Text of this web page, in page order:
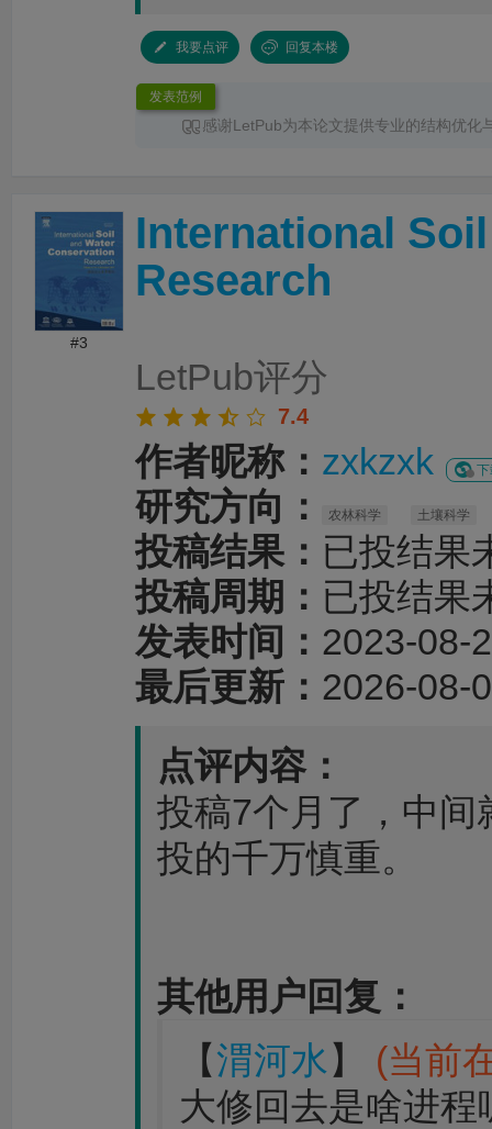
我要点评 回复本楼
发表范例
感谢LetPub为本论文提供专业的结构优化
时，编辑对英文语法、专业术语和句式表达进
改，有效提升了论文的规范性、准确性和可
务过程沟通顺畅、反馈及时，修改建议专业
性，为论文顺利投稿和发表提供了重要帮助。
#3
International
Research
LetPub评分
7.4
作者昵称： zxkzxk 下
研究方向： 农林科学 土壤科学
投稿结果： 已投结果
投稿周期： 已投结果
发表时间： 2023-08-
最后更新： 2026-08-
点评内容：
投稿7个月了，中间
投的千万慎重。
其他用户回复：
【渭河水】 (当前
大修回去是啥进程